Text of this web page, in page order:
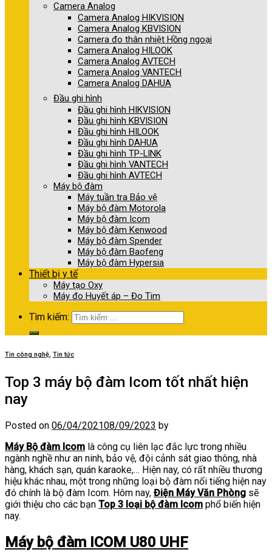
Camera Analog
Camera Analog HIKVISION
Camera Analog KBVISION
Camera đo thân nhiệt Hồng ngoại
Camera Analog HILOOK
Camera Analog AVTECH
Camera Analog VANTECH
Camera Analog DAHUA
Đầu ghi hình
Đầu ghi hình HIKVISION
Đầu ghi hình KBVISION
Đầu ghi hình HILOOK
Đầu ghi hình DAHUA
Đầu ghi hình TP-LINK
Đầu ghi hình VANTECH
Đầu ghi hình AVTECH
Máy bộ đàm
Máy tuần tra Bảo vệ
Máy bộ đàm Motorola
Máy bộ đàm Icom
Máy bộ đàm Kenwood
Máy bộ đàm Spender
Máy bộ đàm Baofeng
Máy bộ đàm Hypersia
Thiết bị y tế
Máy tạo Oxy
Máy đo Huyết áp – Đo Tim
Tìm kiếm:
Tin công nghệ, Tin tức
Top 3 máy bộ đàm Icom tốt nhất hiện
nay
Posted on 06/04/202108/09/2023 by
Máy Bộ đàm Icom là công cụ liên lạc đắc lực trong nhiều
ngành nghề như an ninh, bảo vệ, đội cảnh sát giao thông, nhà
hàng, khách sạn, quán karaoke,… Hiện nay, có rất nhiều thương
hiệu khác nhau, một trong những loại bộ đàm nổi tiếng hiện nay
đó chính là bộ đàm Icom. Hôm nay, Điện Máy Văn Phòng sẽ
giới thiệu cho các bạn Top 3 loại bộ đàm Icom phổ biến hiện
nay.
Máy bộ đàm ICOM U80 UHF